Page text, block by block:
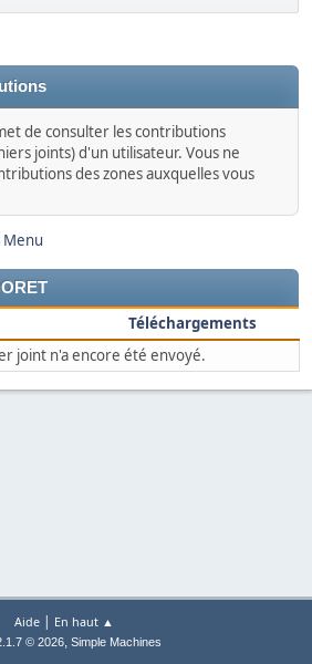
de consulter les contributions
joints) d'un utilisateur. Vous ne
des zones auxquelles vous
Téléchargements
joint n'a encore été envoyé.
Aide | En haut ▲
© 2026, Simple Machines